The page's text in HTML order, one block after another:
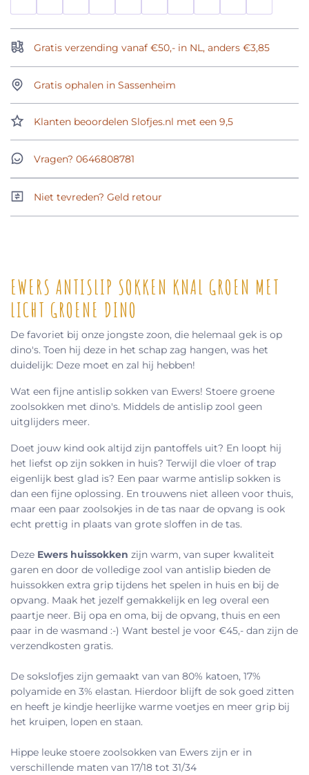
Gratis verzending vanaf €50,- in NL, anders €3,85
Gratis ophalen in Sassenheim
Klanten beoordelen Slofjes.nl met een 9,5
Vragen? 0646808781
Niet tevreden? Geld retour
EWERS ANTISLIP SOKKEN KNAL GROEN MET
LICHT GROENE DINO
De favoriet bij onze jongste zoon, die helemaal gek is op
dino's. Toen hij deze in het schap zag hangen, was het
duidelijk: Deze moet en zal hij hebben!
Wat een fijne antislip sokken van Ewers! Stoere groene
zoolsokken met dino's. Middels de antislip zool geen
uitglijders meer.
Doet jouw kind ook altijd zijn pantoffels uit? En loopt hij
het liefst op zijn sokken in huis? Terwijl die vloer of trap
eigenlijk best glad is? Een paar warme antislip sokken is
dan een fijne oplossing. En trouwens niet alleen voor thuis,
maar een paar zoolsokjes in de tas naar de opvang is ook
echt prettig in plaats van grote sloffen in de tas.
Deze Ewers huissokken zijn warm, van super kwaliteit
garen en door de volledige zool van antislip bieden de
huissokken extra grip tijdens het spelen in huis en bij de
opvang. Maak het jezelf gemakkelijk en leg overal een
paartje neer. Bij opa en oma, bij de opvang, thuis en een
paar in de wasmand :-) Want bestel je voor €45,- dan zijn de
verzendkosten gratis.
De sokslofjes zijn gemaakt van van 80% katoen, 17%
polyamide en 3% elastan. Hierdoor blijft de sok goed zitten
en heeft je kindje heerlijke warme voetjes en meer grip bij
het kruipen, lopen en staan.
Hippe leuke stoere zoolsokken van Ewers zijn er in
verschillende maten van 17/18 tot 31/34